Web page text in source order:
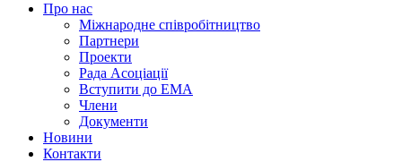
Про нас
Міжнародне співробітництво
Партнери
Проекти
Рада Асоціації
Вступити до ЕМА
Члени
Документи
Новини
Контакти